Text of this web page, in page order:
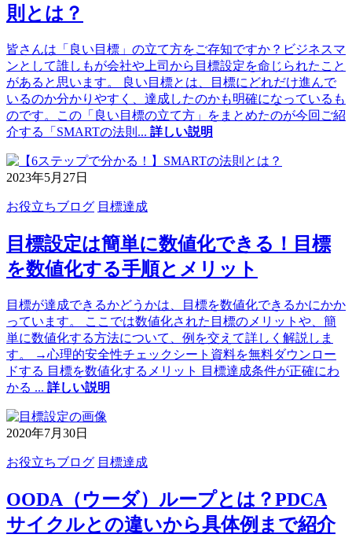
則とは？
皆さんは「良い目標」の立て方をご存知ですか？ビジネスマ
ンとして誰しもが会社や上司から目標設定を命じられたこと
があると思います。 良い目標とは、目標にどれだけ進んで
いるのか分かりやすく、達成したのかも明確になっているも
のです。この「良い目標の立て方」をまとめたのが今回ご紹
介する「SMARTの法則 ... 詳しい説明
2023年5月27日
お役立ちブログ 目標達成
目標設定は簡単に数値化できる！目標
を数値化する手順とメリット
目標が達成できるかどうかは、目標を数値化できるかにかか
っています。 ここでは数値化された目標のメリットや、簡
単に数値化する方法について、例を交えて詳しく解説しま
す。 →心理的安全性チェックシート資料を無料ダウンロー
ドする 目標を数値化するメリット 目標達成条件が正確にわ
かる ... 詳しい説明
2020年7月30日
お役立ちブログ 目標達成
OODA（ウーダ）ループとは？PDCA
サイクルとの違いから具体例まで紹介